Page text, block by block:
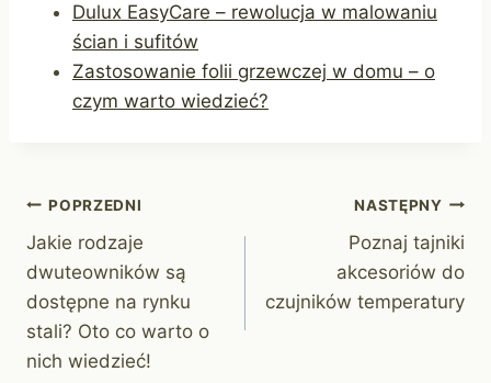
Dulux EasyCare – rewolucja w malowaniu
ścian i sufitów
Zastosowanie folii grzewczej w domu – o
czym warto wiedzieć?
Nawigacja
wpisu
POPRZEDNI
Jakie rodzaje
dwuteowników są
dostępne na rynku
stali? Oto co warto o
nich wiedzieć!
NASTĘPNY
Poznaj tajniki
akcesoriów do
czujników temperatury